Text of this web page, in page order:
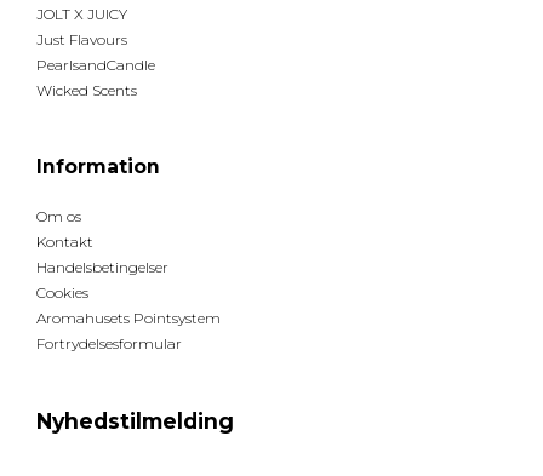
JOLT X JUICY
Just Flavours
PearlsandCandle
Wicked Scents
Information
Om os
Kontakt
Handelsbetingelser
Cookies
Aromahusets Pointsystem
Fortrydelsesformular
Nyhedstilmelding